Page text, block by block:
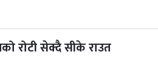
रोटी सेक्दै सीके राउत